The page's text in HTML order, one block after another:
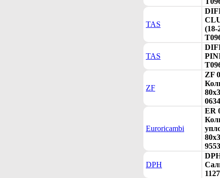
TAS
(18-
TAS
ZF
ZF
Euroricambi
ER
DPH